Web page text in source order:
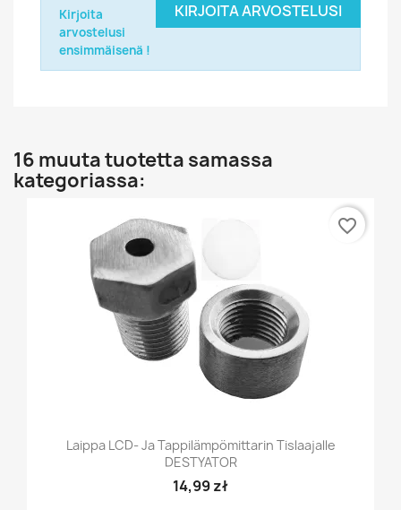
KIRJOITA ARVOSTELUSI
Kirjoita
arvostelusi
ensimmäisenä !
16 muuta tuotetta samassa
kategoriassa:
Laippa LCD- Ja Tappilämpömittarin Tislaajalle
DESTYATOR
14,99 zł
favorite_border